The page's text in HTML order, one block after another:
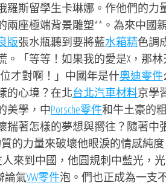
羅斯留學生卡琳娜。作他們的力
兩座極端背景雕塑**。為來中國
版張水瓶聽到要將藍水箱精色調
「等等！如果我的愛是X，那林
才對啊！」中國年是什奧迪零件
的心境？在北台北汽車材料京學
美學，中Porsche零件和牛土豪的
揣著怎樣的夢想與嚮往？隨著中
的力量來破壞他眼淚的情感純
來到中國，他圓規刺中藍光，
論氣VW零件泡。們也正成為一支